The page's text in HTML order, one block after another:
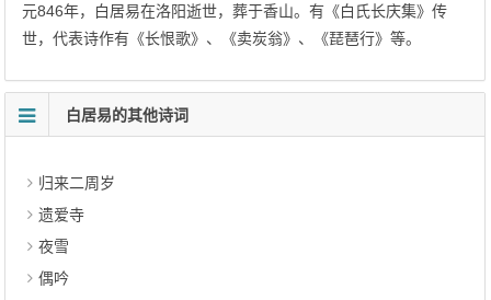
元846年，白居易在洛阳逝世，葬于香山。有《白氏长庆集》传
世，代表诗作有《长恨歌》、《卖炭翁》、《琵琶行》等。
白居易的其他诗词
归来二周岁
遗爱寺
夜雪
偶吟